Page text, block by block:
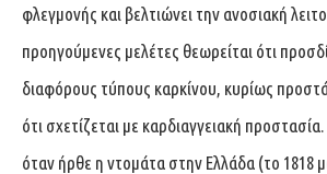
φλεγμονής και βελτιώνει την ανοσιακή
προηγούμενες μελέτες θεωρείται ότι
διαφόρους τύπους καρκίνου, κυρίως
ότι σχετίζεται με καρδιαγγειακή
όταν ήρθε η ντομάτα στην Ελλάδα (το 1818